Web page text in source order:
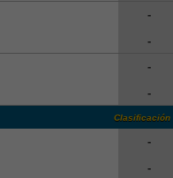
-
-
-
-
Clasificación
-
-